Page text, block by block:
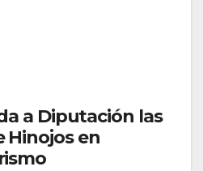
a Diputación las
Hinojos en